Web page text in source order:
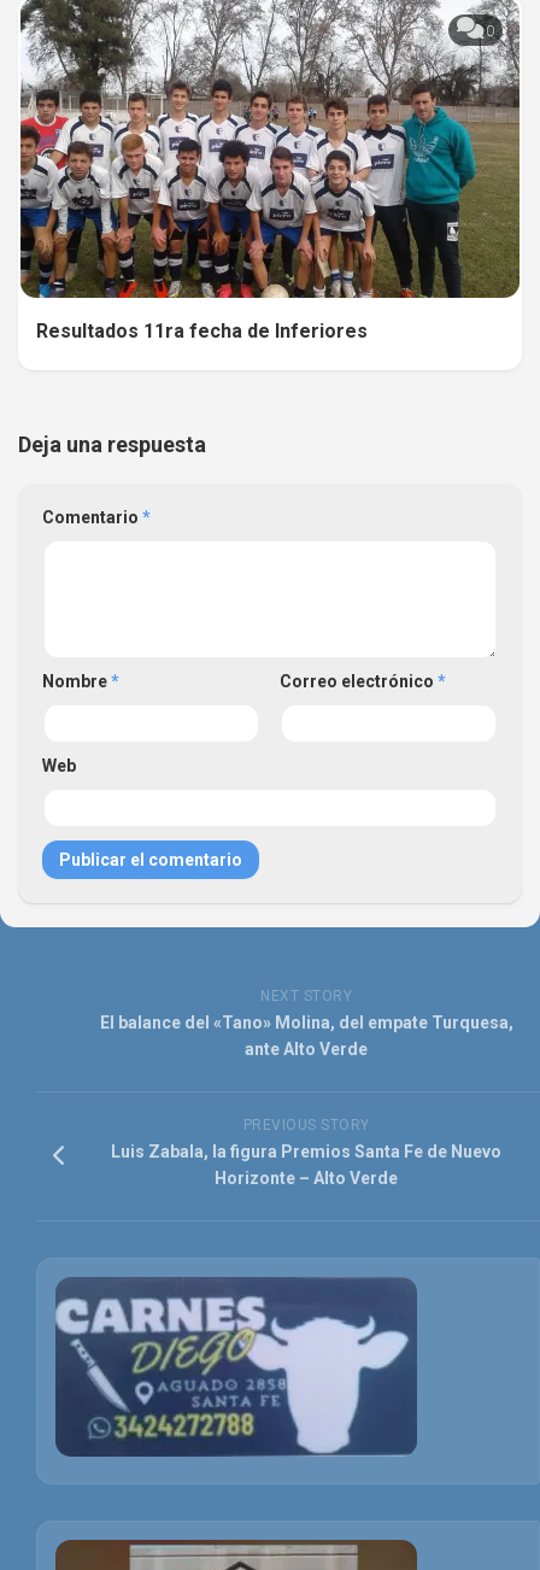
0
Resultados 11ra fecha de Inferiores
Deja una respuesta
Comentario *
Nombre* Correo electrónico *
Web
NEXT STORY
El balance del «Tano» Molina, del empate Turquesa,
ante Alto Verde
PREVIOUS STORY
Luis Zabala, la figura Premios Santa Fe de Nuevo
Horizonte – Alto Verde